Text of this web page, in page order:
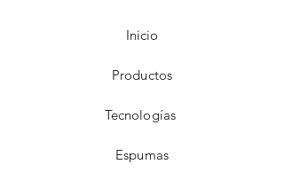
Inicio
Productos
Tecnologías
Espumas